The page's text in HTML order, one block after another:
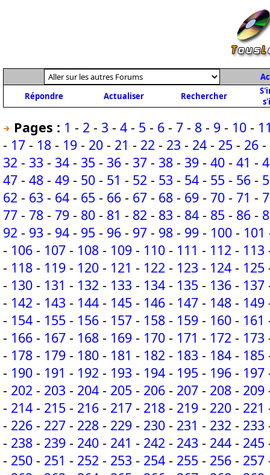
Répondre
Actualiser Rechercher
Pages : 1 - 2 - 3 - 4 - 5 - 6 - 7 - 8 - 9 - 10 -
- 17 - 18 - 19 - 20 - 21 - 22 - 23 - 24 - 25 - 26 -
32 - 33 - 34 - 35 - 36 - 37 - 38 - 39 - 40 - 41 -
47 - 48 - 49 - 50 - 51 - 52 - 53 - 54 - 55 - 56 -
62 - 63 - 64 - 65 - 66 - 67 - 68 - 69 - 70 - 71 -
77 - 78 - 79 - 80 - 81 - 82 - 83 - 84 - 85 - 86 -
92 - 93 - 94 - 95 - 96 - 97 - 98 - 99 - 100 - 101
- 106 - 107 - 108 - 109 - 110 - 111 - 112 - 113
- 118 - 119 - 120 - 121 - 122 - 123 - 124 - 125
- 130 - 131 - 132 - 133 - 134 - 135 - 136 - 137
- 142 - 143 - 144 - 145 - 146 - 147 - 148 - 149
- 154 - 155 - 156 - 157 - 158 - 159 - 160 - 161
- 166 - 167 - 168 - 169 - 170 - 171 - 172 - 173
- 178 - 179 - 180 - 181 - 182 - 183 - 184 - 185
- 190 - 191 - 192 - 193 - 194 - 195 - 196 - 197
- 202 - 203 - 204 - 205 - 206 - 207 - 208 - 209
- 214 - 215 - 216 - 217 - 218 - 219 - 220 - 221
- 226 - 227 - 228 - 229 - 230 - 231 - 232 - 233
- 238 - 239 - 240 - 241 - 242 - 243 - 244 - 245
- 250 - 251 - 252 - 253 - 254 - 255 - 256 - 257